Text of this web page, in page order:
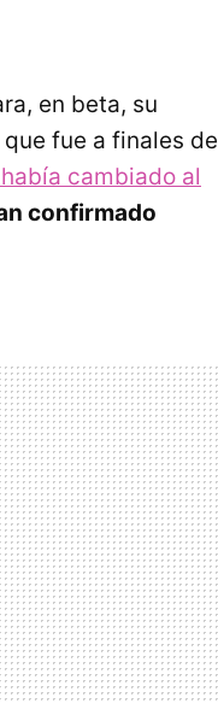
en beta, su
fue a finales de
cambiado al
confirmado